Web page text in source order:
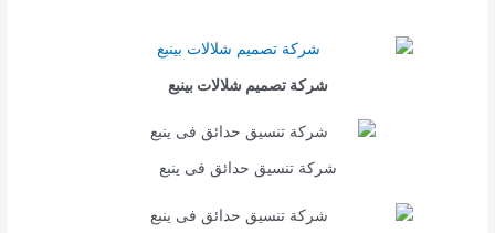
شركة تصميم شلالات بينبع
شركة تنسيق حدائق فى ينبع